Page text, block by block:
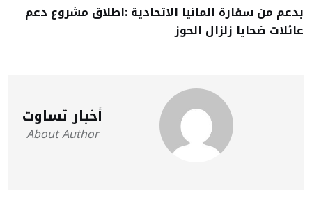
بدعم من سفارة المانيا الاتحادية :اطلاق مشروع دعم
عائلات ضحايا زلزال الحوز
أخبار تساوت
About Author